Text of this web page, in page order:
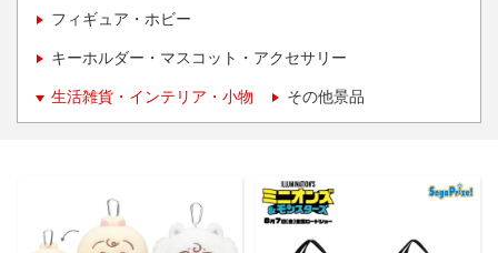
フィギュア・ホビー
キーホルダー・マスコット・アクセサリー
生活雑貨・インテリア・小物 その他景品